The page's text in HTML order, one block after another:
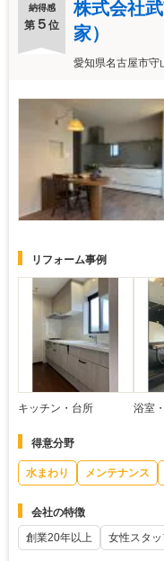
納得感
第 ５ 位
株式会社
家）
愛知県名古屋市守
リフォーム事例
キッチン・台所 浴室
得意分野
水まわり メンテナンス
会社の特徴
創業20年以上
女性スタッ